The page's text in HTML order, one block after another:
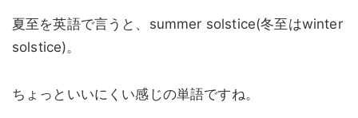
夏至を英語で言うと、summer solstice(冬至はwinter
solstice)。
ちょっといいにくい感じの単語ですね。